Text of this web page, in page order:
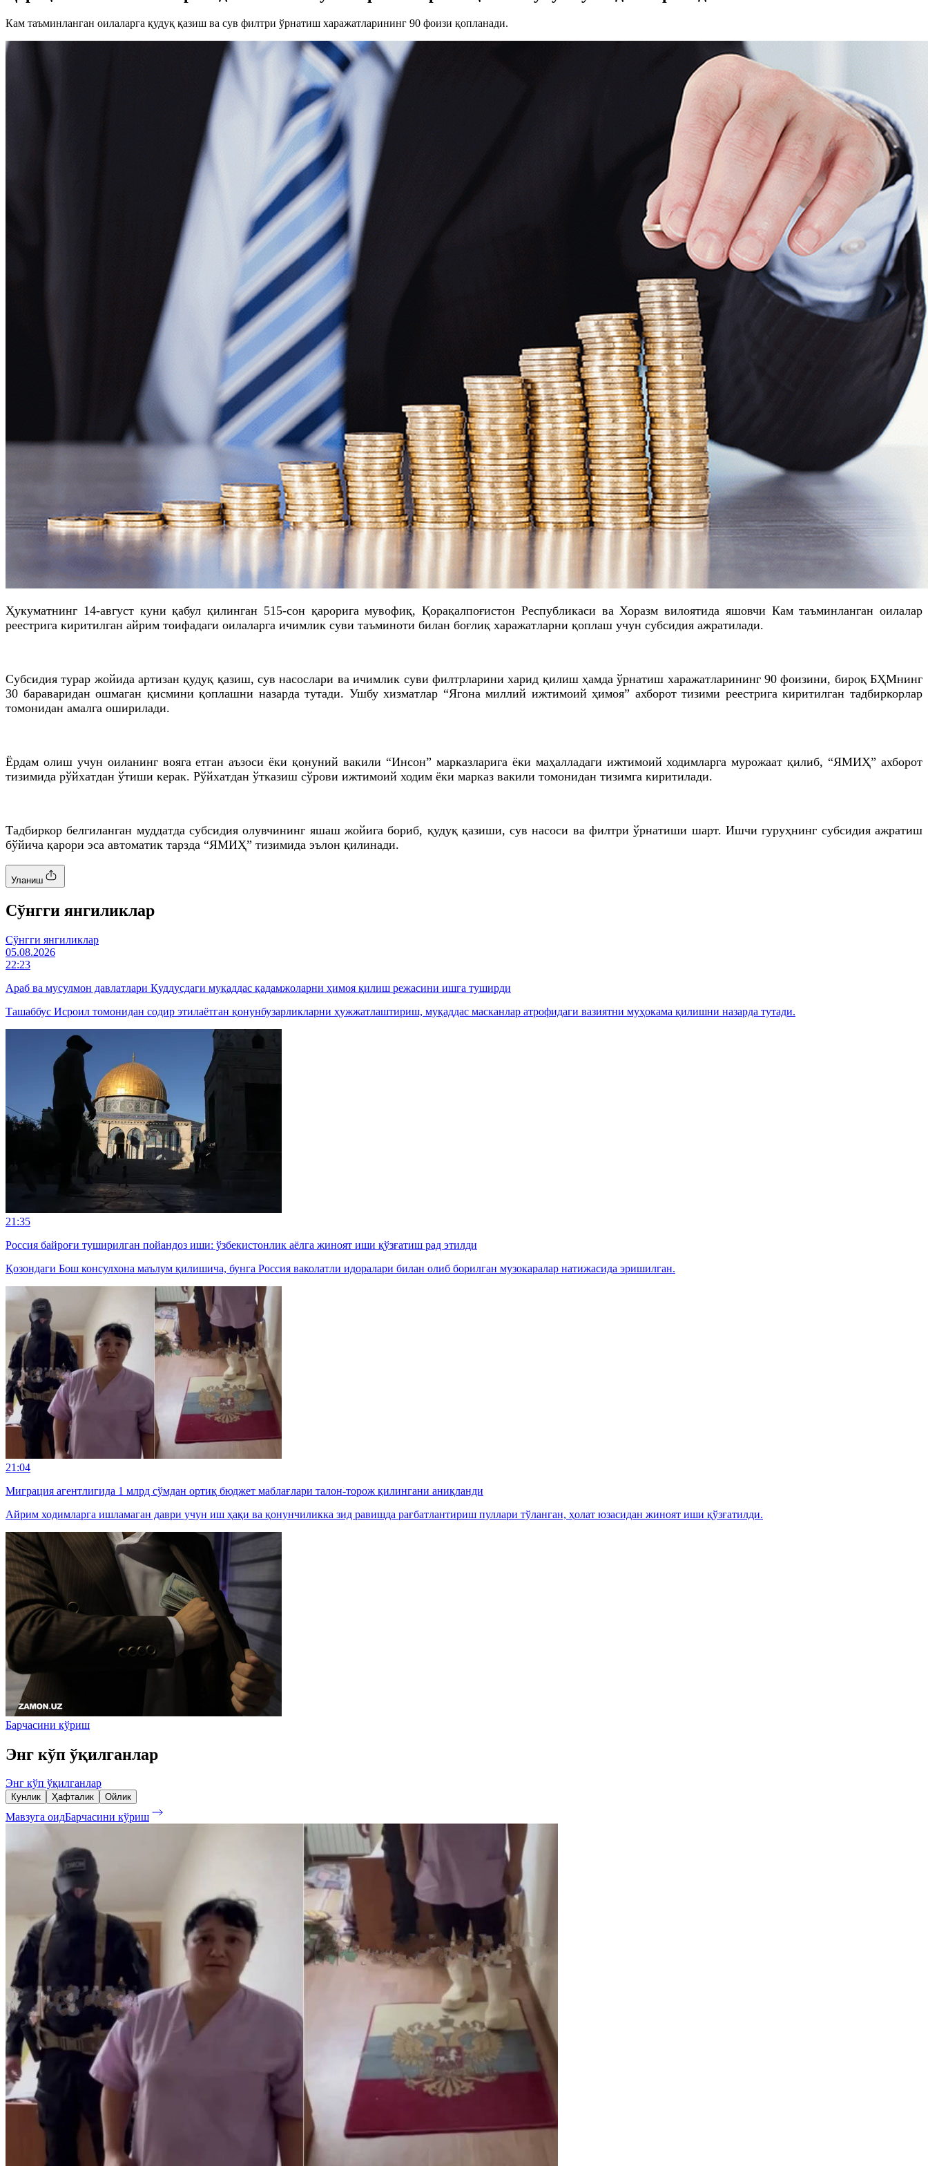
Кам таъминланган оилаларга қудуқ қазиш ва сув филтри ўрнатиш харажатларининг 90 фоизи қопланади.
Ҳукуматнинг 14-август куни қабул қилинган 515-сон қарорига мувофиқ, Қорақалпоғистон Республикаси ва Хоразм вилоятида яшовчи Кам таъминланган оилалар
реестрига киритилган айрим тоифадаги оилаларга ичимлик суви таъминоти билан боғлиқ харажатларни қоплаш учун субсидия ажратилади.
Субсидия турар жойида артизан қудуқ қазиш, сув насослари ва ичимлик суви филтрларини харид қилиш ҳамда ўрнатиш харажатларининг 90 фоизини, бироқ БҲМнинг
30 бараваридан ошмаган қисмини қоплашни назарда тутади. Ушбу хизматлар “Ягона миллий ижтимоий ҳимоя” ахборот тизими реестрига киритилган тадбиркорлар
томонидан амалга оширилади.
Ёрдам олиш учун оиланинг вояга етган аъзоси ёки қонуний вакили “Инсон” марказларига ёки маҳалладаги ижтимоий ходимларга мурожаат қилиб, “ЯМИҲ” ахборот
тизимида рўйхатдан ўтиши керак. Рўйхатдан ўтказиш сўрови ижтимоий ходим ёки марказ вакили томонидан тизимга киритилади.
Тадбиркор белгиланган муддатда субсидия олувчининг яшаш жойига бориб, қудуқ қазиши, сув насоси ва филтри ўрнатиши шарт. Ишчи гуруҳнинг субсидия ажратиш
бўйича қарори эса автоматик тарзда “ЯМИҲ” тизимида эълон қилинади.
Уланиш
Cўнгги янгиликлар
Cўнгги янгиликлар
05.08.2026
22:23
Араб ва мусулмон давлатлари Қуддусдаги муқаддас қадамжоларни ҳимоя қилиш режасини ишга туширди
Ташаббус Исроил томонидан содир этилаётган қонунбузарликларни ҳужжатлаштириш, муқаддас масканлар атрофидаги вазиятни муҳокама қилишни назарда тутади.
21:35
Россия байроғи туширилган пойандоз иши: ўзбекистонлик аёлга жиноят иши қўзғатиш рад этилди
Қозондаги Бош консулхона маълум қилишича, бунга Россия ваколатли идоралари билан олиб борилган музокаралар натижасида эришилган.
21:04
Миграция агентлигида 1 млрд сўмдан ортиқ бюджет маблағлари талон-торож қилингани аниқланди
Айрим ходимларга ишламаган даври учун иш ҳақи ва қонунчиликка зид равишда рағбатлантириш пуллари тўланган, ҳолат юзасидан жиноят иши қўзғатилди.
Барчасини кўриш
Энг кўп ўқилганлар
Энг кўп ўқилганлар
Кунлик Ҳафталик Ойлик
Мавзуга оидБарчасини кўриш